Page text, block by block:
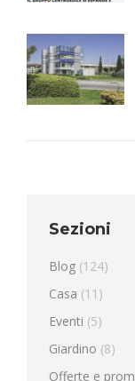
Sezioni
Blog (124)
Casa (11)
Eventi (5)
Giardino (8)
Offerte e